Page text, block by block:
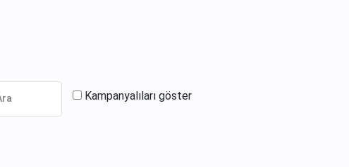
Kampanyalıları göster